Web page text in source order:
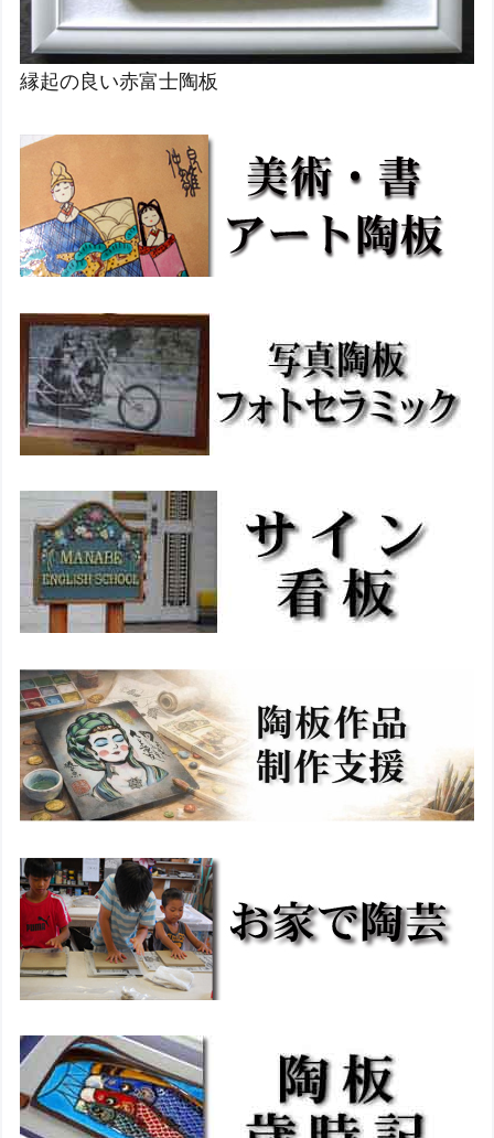
縁起の良い赤富士陶板